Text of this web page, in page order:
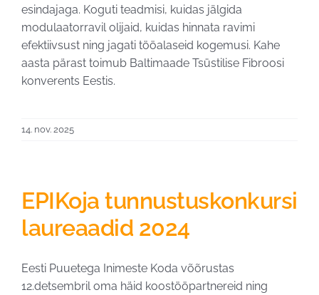
esindajaga. Koguti teadmisi, kuidas jälgida
modulaatorravil olijaid, kuidas hinnata ravimi
efektiivsust ning jagati tööalaseid kogemusi. Kahe
aasta pärast toimub Baltimaade Tsüstilise Fibroosi
konverents Eestis.
14. nov. 2025
EPIKoja tunnustuskonkursi
laureaadid 2024
Eesti Puuetega Inimeste Koda võõrustas
12.detsembril oma häid koostööpartnereid ning